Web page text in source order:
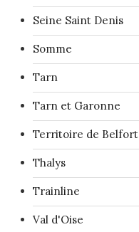
Seine Saint Denis
Somme
Tarn
Tarn et Garonne
Territoire de Belfort
Thalys
Trainline
Val d'Oise